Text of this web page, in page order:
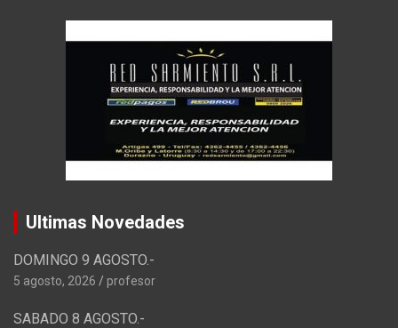
Ultimas Novedades
DOMINGO 9 AGOSTO.-
5 agosto, 2026 profesor
SABADO 8 AGOSTO.-